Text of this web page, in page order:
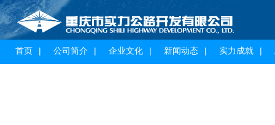
首页 公司简介 企业文化 新闻动态 实力成就